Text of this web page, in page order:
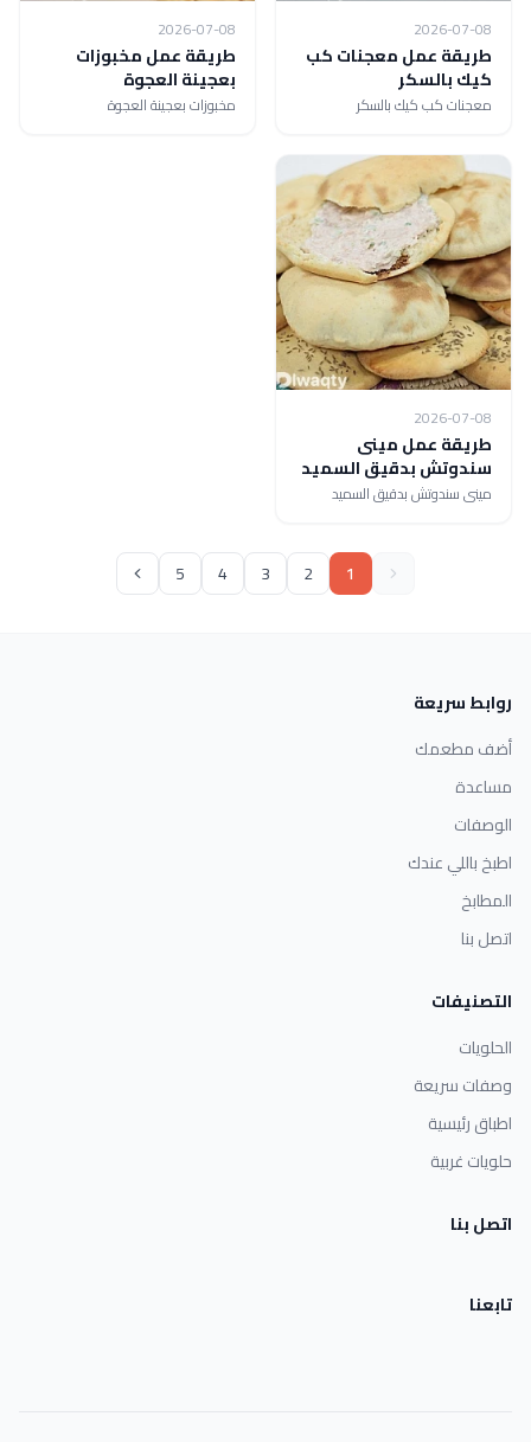
2026-07-08
طريقة عمل معجنات كب
كيك بالسكر
معجنات كب كيك بالسكر
2026-07-08
طريقة عمل مخبوزات
بعجينة العجوة
مخبوزات بعجينة العجوة
2026-07-08
طريقة عمل مينى
سندوتش بدقيق السميد
مينى سندوتش بدقيق السميد
1
2
3
4
5
روابط سريعة
أضف مطعمك
مساعدة
الوصفات
اطبخ باللي عندك
المطابخ
اتصل بنا
التصنيفات
الحلويات
وصفات سريعة
اطباق رئيسية
حلويات غربية
اتصل بنا
تابعنا